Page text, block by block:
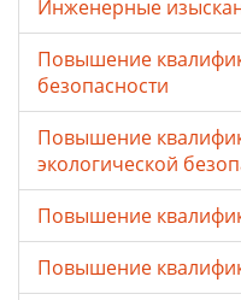
Инженерные
Повышение
безопасности
Повышение
экологической
Повышение
Повышение